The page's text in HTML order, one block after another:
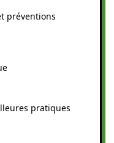
préventions
pratiques